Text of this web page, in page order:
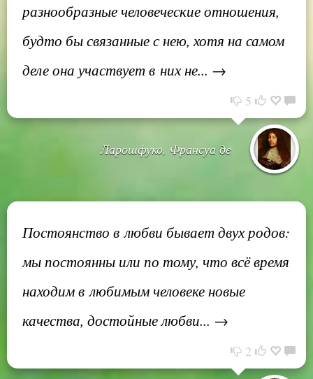
разнообразные человеческие отношения,
будто бы связанные с нею, хотя на самом
деле она участвует в них не... →
5
Ларошфуко, Франсуа де
Постоянство в любви бывает двух родов:
мы постоянны или по тому, что всё время
находим в любимым человеке новые
качества, достойные любви... →
2